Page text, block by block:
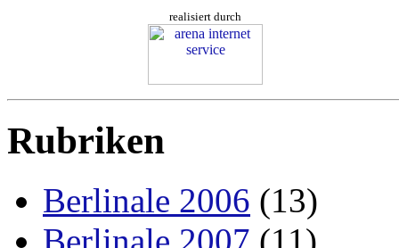
realisiert durch
Rubriken
Berlinale 2006 (13)
Berlinale 2007 (11)